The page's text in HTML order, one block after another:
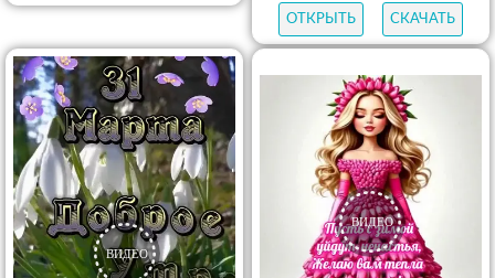
ОТКРЫТЬ СКАЧАТЬ